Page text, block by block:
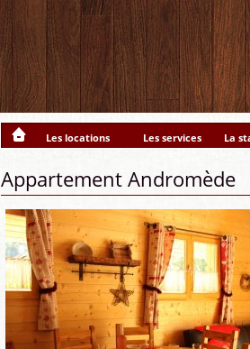
Les locations Les services La
Appartement Andromède